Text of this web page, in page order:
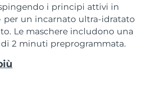
i principi attivi in
per un incarnato ultra-idratato
Le maschere includono una
2 minuti preprogrammata.